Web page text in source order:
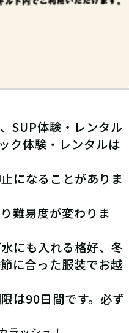
SUP体験・レンタル
ク体験・レンタルは
になることがありま
難易度が変わりま
にも入れる格好、冬
に合った服装でお越
は90日間です。必ず